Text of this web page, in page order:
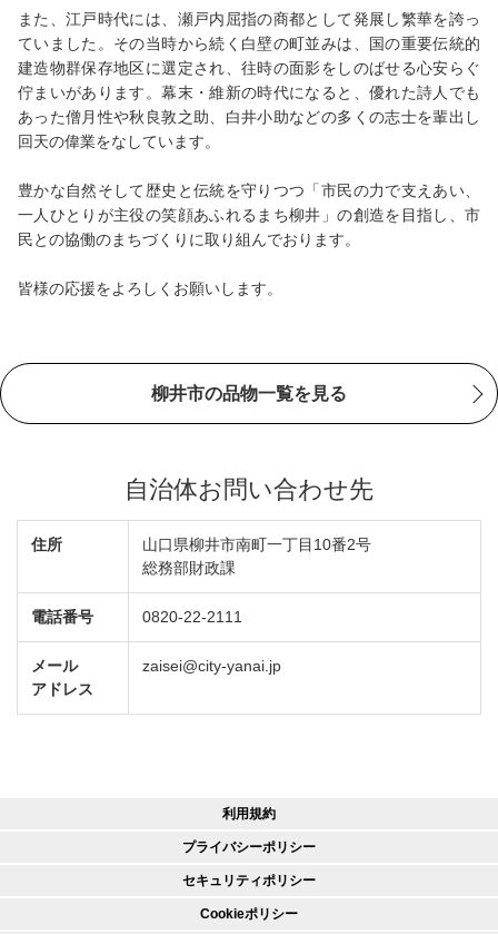
また、江戸時代には、瀬戸内屈指の商都として発展し繁華を誇っ
ていました。その当時から続く白壁の町並みは、国の重要伝統的
建造物群保存地区に選定され、往時の面影をしのばせる心安らぐ
佇まいがあります。幕末・維新の時代になると、優れた詩人でも
あった僧月性や秋良敦之助、白井小助などの多くの志士を輩出し
回天の偉業をなしています。
豊かな自然そして歴史と伝統を守りつつ「市民の力で支えあい、
一人ひとりが主役の笑顔あふれるまち柳井」の創造を目指し、市
民との協働のまちづくりに取り組んでおります。
皆様の応援をよろしくお願いします。
柳井市の品物一覧を見る
自治体お問い合わせ先
住所
山口県柳井市南町一丁目10番2号
総務部財政課
電話番号 0820-22-2111
メール
アドレス
zaisei@city-yanai.jp
利用規約
プライバシーポリシー
セキュリティポリシー
Cookieポリシー